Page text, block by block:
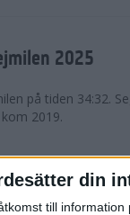
din
till
2025
på tiden 34:32.
2019.
adidas